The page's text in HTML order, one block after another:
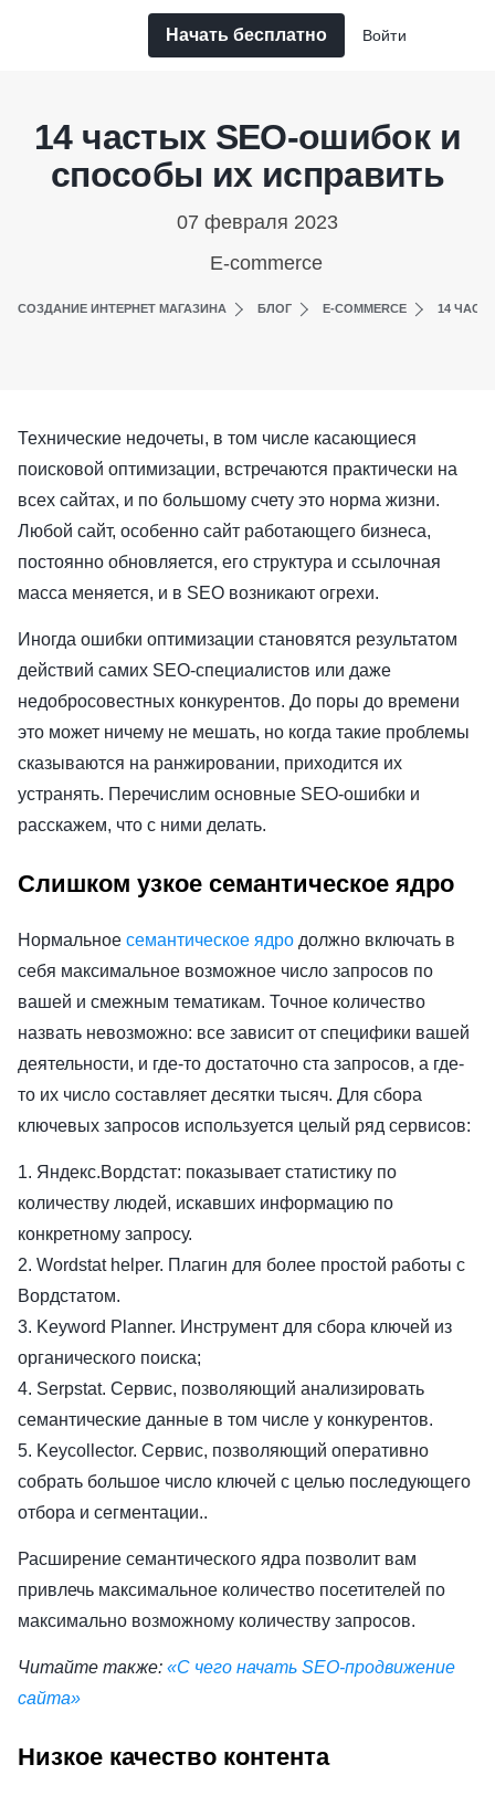
Начать бесплатно Войти
14 частых SEO-ошибок и
способы их исправить
07 февраля 2023
E-commerce
СОЗДАНИЕ ИНТЕРНЕТ МАГАЗИНА БЛОГ E-COMMERCE 14
Технические недочеты, в том числе касающиеся
поисковой оптимизации, встречаются практически на
всех сайтах, и по большому счету это норма жизни.
Любой сайт, особенно сайт работающего бизнеса,
постоянно обновляется, его структура и ссылочная
масса меняется, и в SEO возникают огрехи.
Иногда ошибки оптимизации становятся результатом
действий самих SEO-специалистов или даже
недобросовестных конкурентов. До поры до времени
это может ничему не мешать, но когда такие проблемы
сказываются на ранжировании, приходится их
устранять. Перечислим основные SEO-ошибки и
расскажем, что с ними делать.
Слишком узкое семантическое ядро
Нормальное семантическое ядро должно включать в
себя максимальное возможное число запросов по
вашей и смежным тематикам. Точное количество
назвать невозможно: все зависит от специфики вашей
деятельности, и где-то достаточно ста запросов, а где-
то их число составляет десятки тысяч. Для сбора
ключевых запросов используется целый ряд сервисов:
1. Яндекс.Вордстат: показывает статистику по
количеству людей, искавших информацию по
конкретному запросу.
2. Wordstat helper. Плагин для более простой работы с
Вордстатом.
3. Keyword Planner. Инструмент для сбора ключей из
органического поиска;
4. Serpstat. Сервис, позволяющий анализировать
семантические данные в том числе у конкурентов.
5. Keycollector. Сервис, позволяющий оперативно
собрать большое число ключей с целью последующего
отбора и сегментации..
Расширение семантического ядра позволит вам
привлечь максимальное количество посетителей по
максимально возможному количеству запросов.
Читайте также: «С чего начать SEO-продвижение
сайта»
Низкое качество контента